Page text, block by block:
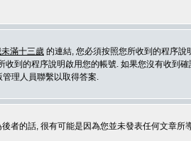
滿十三歲 的連結, 您必須按照您所收到的程序
到的程序說明啟用您的帳號. 如果您沒有收到
理人員聯繫以取得答案.
者的話, 很有可能是因為您並未發表任何文章